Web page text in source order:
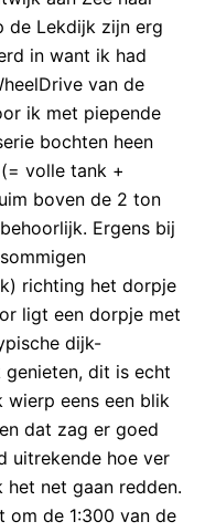
de Lekdijk zijn erg
in want ik had
van de
ik met piepende
bochten heen
volle tank +
boven de 2 ton
Ergens bij
richting het dorpje
ligt een dorpje met
dijk-
dit is echt
wierp eens een blik
dat zag er goed
uitrekende hoe ver
net gaan redden.
om de 1:300 van de